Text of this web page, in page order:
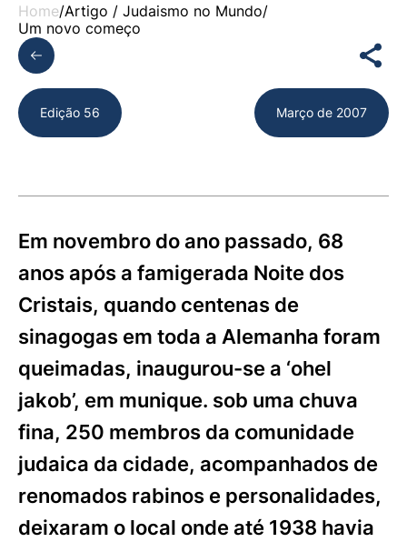
Home/Artigo / Judaismo no Mundo/
Um novo começo
Edição 56 Março de 2007
Em novembro do ano passado, 68
anos após a famigerada Noite dos
Cristais, quando centenas de
sinagogas em toda a Alemanha foram
queimadas, inaugurou-se a ‘ohel
jakob’, em munique. sob uma chuva
fina, 250 membros da comunidade
judaica da cidade, acompanhados de
renomados rabinos e personalidades,
deixaram o local onde até 1938 havia